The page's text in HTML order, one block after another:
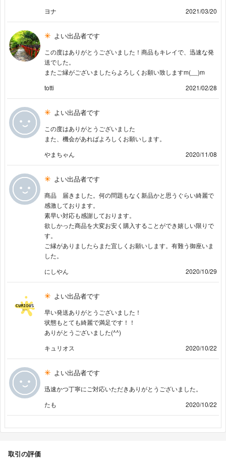
ヨナ
2021/03/20
よい出品者です
この度はありがとうございました！商品もキレイで、迅速な発
送でした。
またご縁がございましたらよろしくお願い致しますm(__)m
totti
2021/02/28
よい出品者です
この度はありがとうございました
また、機会があればよろしくお願いします。
やまちゃん
2020/11/08
よい出品者です
商品 届きました。何の問題もなく新品かと思うぐらい綺麗で
感激しております。
素早い対応も感謝しております。
欲しかった商品を大変お安く購入することができ嬉しい限りで
す。
ご縁がありましたらまた宜しくお願いします。有難う御座いま
した。
にしやん
2020/10/29
よい出品者です
早い発送ありがとうございました！
状態もとても綺麗で満足です！！
ありがとうございました(^^)
キュリオス
2020/10/22
よい出品者です
迅速かつ丁寧にご対応いただきありがとうございました。
たも
2020/10/22
取引の評価